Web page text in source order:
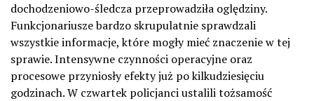
dochodzeniowo-śledcza przeprowadziła oględziny.
Funkcjonariusze bardzo skrupulatnie sprawdzali
wszystkie informacje, które mogły mieć znaczenie w tej
sprawie. Intensywne czynności operacyjne oraz
procesowe przyniosły efekty już po kilkudziesięciu
godzinach. W czwartek policjanci ustalili tożsamość